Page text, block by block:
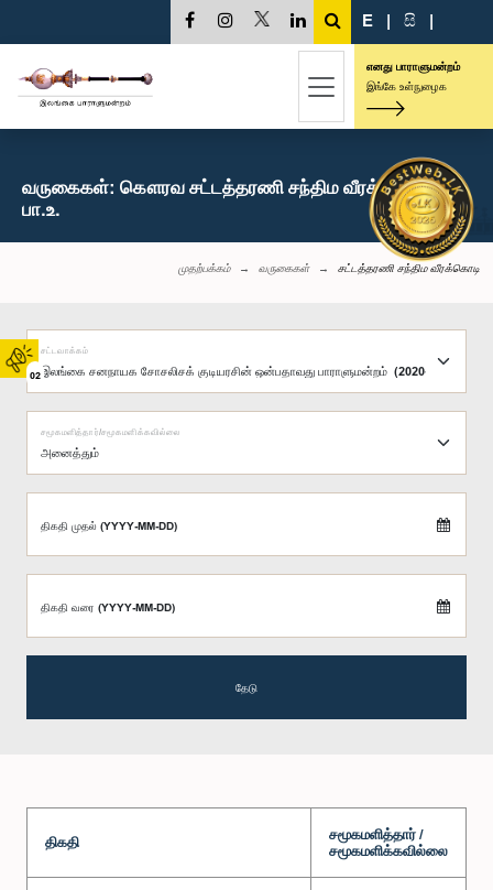
02
E | සි |
எனது பாராளுமன்றம்
இங்கே உள்நுழைக
வருகைகள்: கௌரவ சட்டத்தரணி சந்திம வீரக்கொடி,
பா.உ.
முதற்பக்கம் வருகைகள் சட்டத்தரணி சந்திம வீரக்கொடி
சட்டவாக்கம்
சமூகமளித்தார்/சமூகமளிக்கவில்லை
திகதி முதல் (YYYY-MM-DD)
திகதி வரை (YYYY-MM-DD)
தேடு
திகதி
சமூகமளித்தார் /
சமூகமளிக்கவில்லை